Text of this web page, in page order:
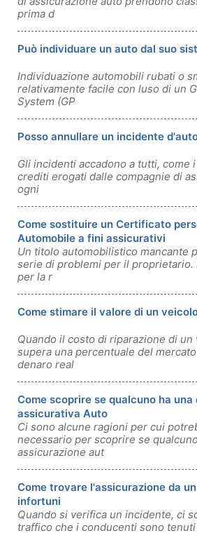
prima d
Può individuare un auto dal suo
Individuazione automobili rubati o
relativamente facile con luso di un
System (GP
Posso annullare un incidente
Gli incidenti accadono a tutti, come
crediti erogati dalle compagnie di
ogni
Come sostituire un Certificato
Automobile a fini assicurativi
Un titolo automobilistico mancante
serie di problemi per il proprietario.
per la r
Come stimare il valore di un
Quando il costo di riparazione di
supera una percentuale del
denaro real
Come scoprire se qualcuno ha
assicurativa Auto
Ci sono alcune ragioni per cui
necessario per scoprire se
assicurazione aut
Come trovare l'assicurazione da
infortuni
Quando si verifica un incidente, ci
traffico che i conducenti sono